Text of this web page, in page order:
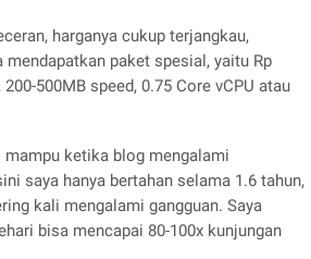
harganya cukup terjangkau,
paket spesial, yaitu Rp
500MB speed, 0.75 Core vCPU atau
ketika blog mengalami
saya hanya bertahan selama 1.6 tahun,
kali mengalami gangguan. Saya
bisa mencapai 80-100x kunjungan